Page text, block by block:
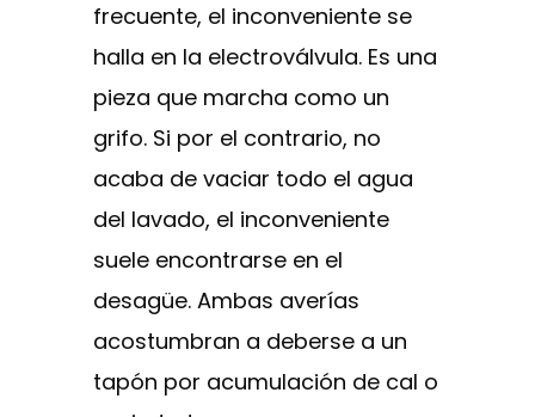
frecuente, el inconveniente se
halla en la electroválvula. Es una
pieza que marcha como un
grifo. Si por el contrario, no
acaba de vaciar todo el agua
del lavado, el inconveniente
suele encontrarse en el
desagüe. Ambas averías
acostumbran a deberse a un
tapón por acumulación de cal o